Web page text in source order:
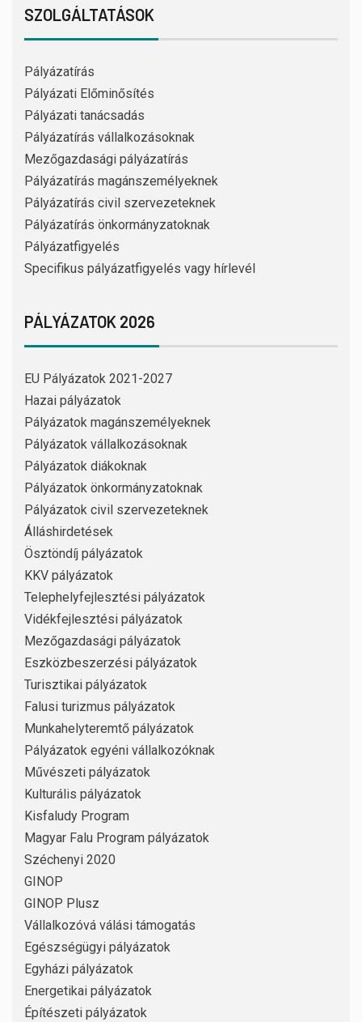
SZOLGÁLTATÁSOK
Pályázatírás
Pályázati Előminősítés
Pályázati tanácsadás
Pályázatírás vállalkozásoknak
Mezőgazdasági pályázatírás
Pályázatírás magánszemélyeknek
Pályázatírás civil szervezeteknek
Pályázatírás önkormányzatoknak
Pályázatfigyelés
Specifikus pályázatfigyelés vagy hírlevél
PÁLYÁZATOK 2026
EU Pályázatok 2021-2027
Hazai pályázatok
Pályázatok magánszemélyeknek
Pályázatok vállalkozásoknak
Pályázatok diákoknak
Pályázatok önkormányzatoknak
Pályázatok civil szervezeteknek
Álláshirdetések
Ösztöndíj pályázatok
KKV pályázatok
Telephelyfejlesztési pályázatok
Vidékfejlesztési pályázatok
Mezőgazdasági pályázatok
Eszközbeszerzési pályázatok
Turisztikai pályázatok
Falusi turizmus pályázatok
Munkahelyteremtő pályázatok
Pályázatok egyéni vállalkozóknak
Művészeti pályázatok
Kulturális pályázatok
Kisfaludy Program
Magyar Falu Program pályázatok
Széchenyi 2020
GINOP
GINOP Plusz
Vállalkozóvá válási támogatás
Egészségügyi pályázatok
Egyházi pályázatok
Energetikai pályázatok
Építészeti pályázatok